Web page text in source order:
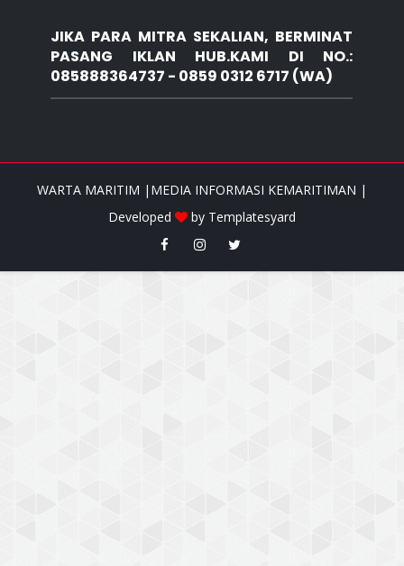
JIKA PARA MITRA SEKALIAN, BERMINAT
PASANG IKLAN HUB.KAMI DI NO.:
085888364737 - 0859 0312 6717 (WA)
WARTA MARITIM |MEDIA INFORMASI KEMARITIMAN |
Developed
by Templatesyard